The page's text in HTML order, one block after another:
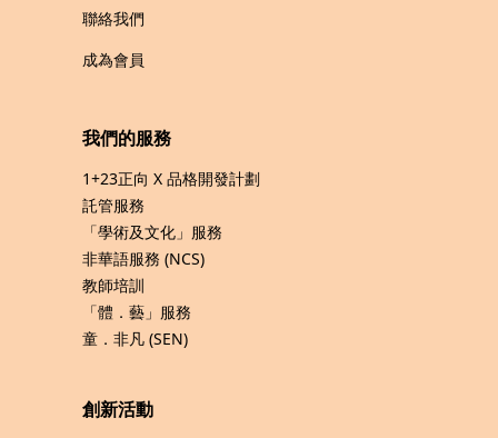
聯絡我們
成為會員
我們的服務
1+23正向 X 品格開發計劃
託管服務
「學術及文化」服務
非華語服務 (NCS)
教師培訓
「體．藝」服務
童．非凡 (SEN)
創新活動